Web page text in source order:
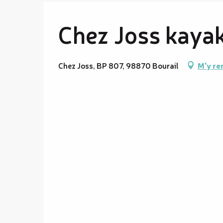
Chez Joss
Chez Joss, BP 807, 98870 Bourail M'y